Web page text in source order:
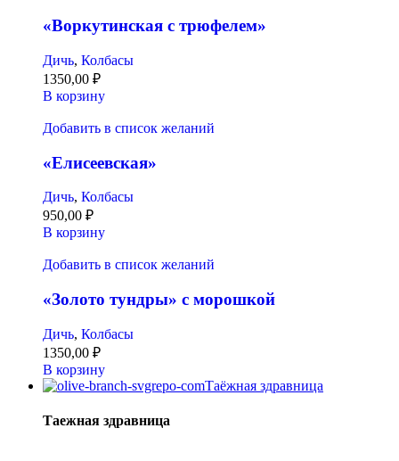
«Воркутинская с трюфелем»
Дичь, Колбасы
1350,00 ₽
В корзину
Добавить в список желаний
«Елисеевская»
Дичь, Колбасы
950,00 ₽
В корзину
Добавить в список желаний
«Золото тундры» с морошкой
Дичь, Колбасы
1350,00 ₽
В корзину
Таёжная здравница
Таежная здравница